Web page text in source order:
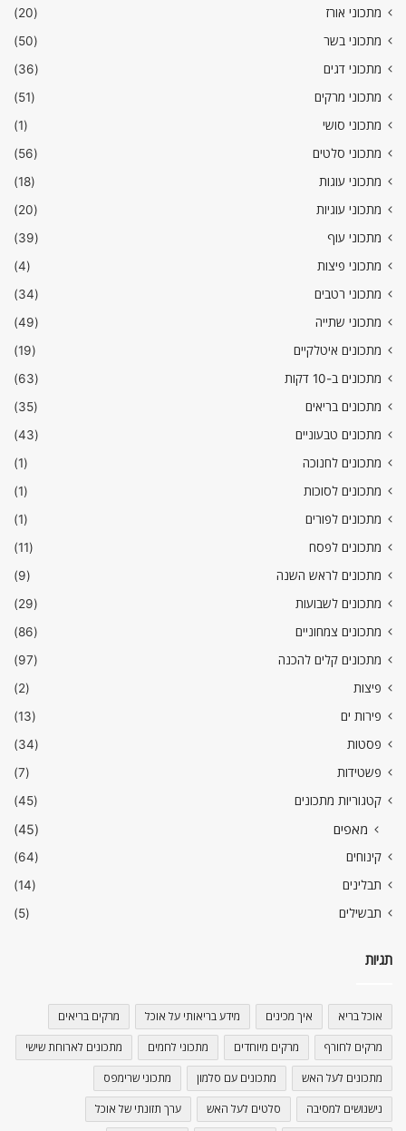
מתכוני אורז
(20)
מתכוני בשר
(50)
מתכוני דגים
(36)
מתכוני מרקים
(51)
מתכוני סושי
(1)
מתכוני סלטים
(56)
מתכוני עוגות
(18)
מתכוני עוגיות
(20)
מתכוני עוף
(39)
מתכוני פיצות
(4)
מתכוני רטבים
(34)
מתכוני שתייה
(49)
מתכונים איטלקיים
(19)
מתכונים ב-10 דקות
(63)
מתכונים בריאים
(35)
מתכונים טבעוניים
(43)
מתכונים לחנוכה
(1)
מתכונים לסוכות
(1)
מתכונים לפורים
(1)
מתכונים לפסח
(11)
מתכונים לראש השנה
(9)
מתכונים לשבועות
(29)
מתכונים צמחוניים
(86)
מתכונים קלים להכנה
(97)
פיצות
(2)
פירות ים
(13)
פסטות
(34)
פשטידות
(7)
קטגוריות מתכונים
(45)
מאפים (45)
קינוחים
(64)
תבלינים
(14)
תבשילים
(5)
תגיות
אוכל בריא איך מכינים מידע בריאותי על אוכל מרקים בריאים
מרקים לחורף מרקים מיוחדים מתכוני לחמים מתכונים לארוחת שישי
מתכונים לעל האש מתכונים עם סלמון מתכוני שרימפס
נישנושים למסיבה סלטים לעל האש ערך תזונתי של אוכל